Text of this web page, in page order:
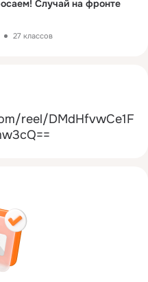
Случай на фронте
27 классов
reel/DMdHfvwCe1F